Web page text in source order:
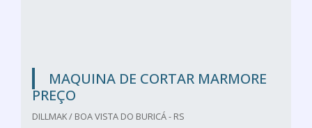
MAQUINA DE CORTAR MARMORE
PREÇO
DILLMAK / BOA VISTA DO BURICÁ - RS